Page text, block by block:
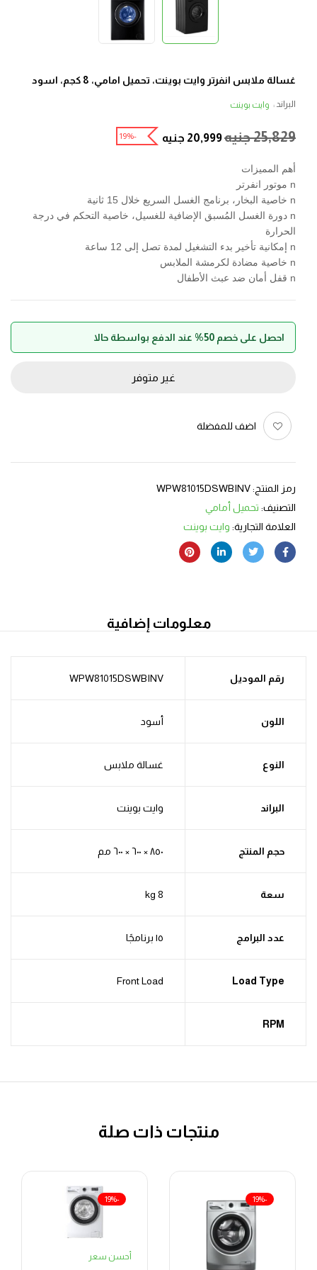
غسالة ملابس انفرتر وايت بوينت، تحميل امامي، 8 كجم، اسود
البراند : وايت بوينت
25,829جنيه20,999 جنيه -19%
أهم المميزات
n موتور انفرتر
n خاصية البخار، برنامج الغسل السريع خلال 15 ثانية
n دورة الغسل المُسبق الإضافية للغسيل، خاصية التحكم في درجة
الحرارة
n إمكانية تأخير بدء التشغيل لمدة تصل إلى 12 ساعة
n خاصية مضادة لكرمشة الملابس
n قفل أمان ضد عبث الأطفال
احصل على خصم 50% عند الدفع بواسطة حالا
غير متوفر
اضف للمفضلة
رمز المنتج:WPW81015DSWBINV
التصنيف: تحميل أمامي
العلامة التجارية: وايت بوينت
معلومات إضافية
رقم الموديل WPW81015DSWBINV
اللون أسود
النوع غسالة ملابس
البراند وايت بوينت
حجم المنتج ٨٥٠ × ٦٠٠ × ٦٠٠ مم
سعة 8 kg
عدد البرامج ١٥ برنامجًا
Load Type
Front Load
RPM
منتجات ذات صلة
-19%
-19%
أحسن سعر